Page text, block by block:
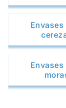
Envases
Envases